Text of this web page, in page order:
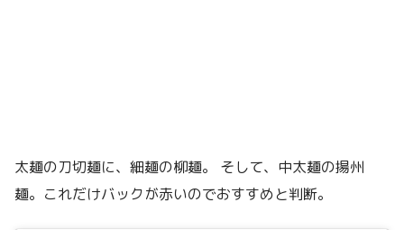
太麺の刀切麺に、細麺の柳麺。 そして、中太麺の揚州
麺。これだけバックが赤いのでおすすめと判断。